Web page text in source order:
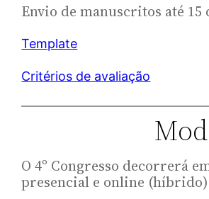
Envio de manuscritos até 15
Template
Critérios de avaliação
O 4º Congresso decorrerá
presencial e online (híbrido)